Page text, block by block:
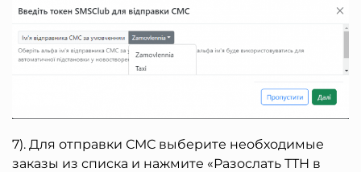
7). Для отправки СМС выберите необходимые
заказы из списка и нажмите «Разослать ТТН в